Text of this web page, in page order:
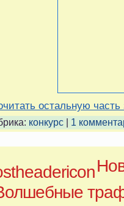
остальную часть
конкурс 1